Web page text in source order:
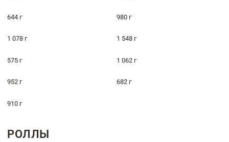
644 г 980 г
1 078 г 1 548 г
575 г 1 062 г
952 г 682 г
910 г
РОЛЛЫ